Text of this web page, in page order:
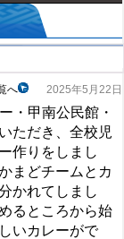
へ 2025年5月22日
・甲南公民館・
ただき、全校児
作りをしまし
まどチームとカ
かれてしまし
るところから始
いカレーがで